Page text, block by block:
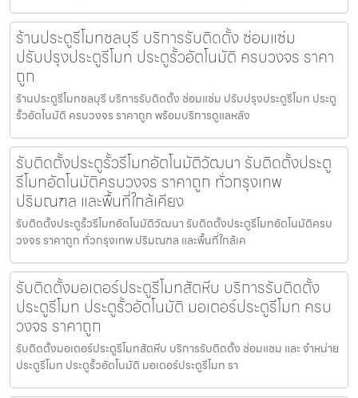
ร้านประตูรีโมทชลบุรี บริการรับติดตั้ง ซ่อมแซ่ม
ปรับปรุงประตูรีโมท ประตูรั้วอัตโนมัติ ครบวงจร ราคา
ถูก
ร้านประตูรีโมทชลบุรี บริการรับติดตั้ง ซ่อมแซ่ม ปรับปรุงประตูรีโมท ประตู
รั้วอัตโนมัติ ครบวงจร ราคาถูก พร้อมบริการดูแลหลัง
รับติดตั้งประตูรั้วรีโมทอัตโนมัติวัฒนา รับติดตั้งประตู
รีโมทอัตโนมัติครบวงจร ราคาถูก ทั่วกรุงเทพ
ปริมณฑล และพื้นที่ใกล้เคียง
รับติดตั้งประตูรั้วรีโมทอัตโนมัติวัฒนา รับติดตั้งประตูรีโมทอัตโนมัติครบ
วงจร ราคาถูก ทั่วกรุงเทพ ปริมณฑล และพื้นที่ใกล้เค
รับติดตั้งมอเตอร์ประตูรีโมทสัตหีบ บริการรับติดตั้ง
ประตูรีโมท ประตูรั้วอัตโนมัติ มอเตอร์ประตูรีโมท ครบ
วงจร ราคาถูก
รับติดตั้งมอเตอร์ประตูรีโมทสัตหีบ บริการรับติดตั้ง ซ่อมแซม และ จำหน่าย
ประตูรีโมท ประตูรั้วอัตโนมัติ มอเตอร์ประตูรีโมท รา